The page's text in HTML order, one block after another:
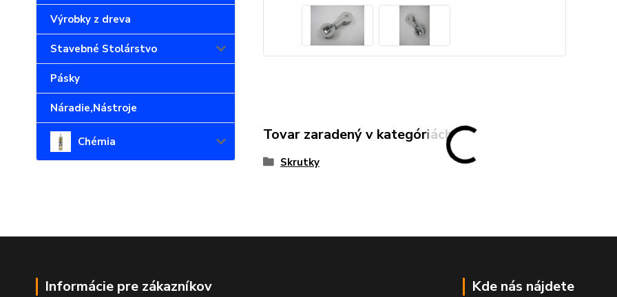
Výrobky z dreva
Stavebné Stolárstvo
Pásky
Náradie,Nástroje
Chémia Tovar zaradený v kategóriách
Skrutky
Informácie pre zákazníkov Kde nás nájdete